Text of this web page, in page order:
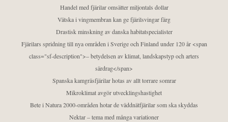
Handel med fjärilar omsätter miljontals dollar
Vätska i vingmembran kan ge fjärilsvingar färg
Drastisk minskning av danska habitatspecialister
Fjärilars spridning till nya områden i Sverige och Finland under 120 år <span
class="sf-description">– betydelsen av klimat, landskapstyp och arters
särdrag</span>
Spanska kamgräsfjärilar hotas av allt torrare somrar
Mikroklimat avgör utvecklingshastighet
Bete i Natura 2000-områden hotar de väddnätfjärilar som ska skyddas
Nektar – tema med många variationer